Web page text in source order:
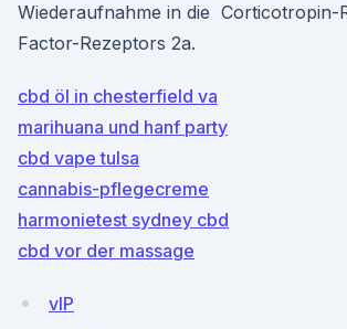
Wiederaufnahme in die Corticotropin-
Factor-Rezeptors 2a.
cbd öl in chesterfield va
marihuana und hanf party
cbd vape tulsa
cannabis-pflegecreme
harmonietest sydney cbd
cbd vor der massage
vIP